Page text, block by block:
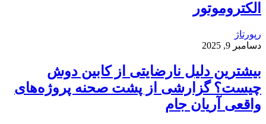
الکتروموتور
رپورتاژ
دسامبر 9, 2025
بیشترین دلیل نارضایتی از کابین دوش
چیست؟ گزارشی از پشت صحنه پروژه‌های
واقعی آریان جام